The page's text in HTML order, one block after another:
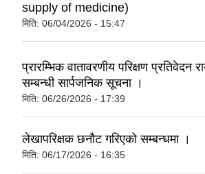
supply of medicine)
मिति: 06/04/2026 - 15:47
प्रारम्भिक वातावरणीय परिक्षण प्रतिवेदन
सम्बन्धी सार्पजनिक सूचना ।
मिति: 06/26/2026 - 17:39
लेखापरिक्षक छनौट गरिएको सम्बन्धमा ।
मिति: 06/17/2026 - 16:35